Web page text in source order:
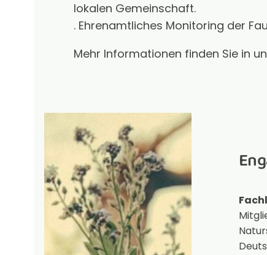
lokalen Gemeinschaft.
. Ehrenamtliches Monitoring der
Mehr Informationen finden Sie in